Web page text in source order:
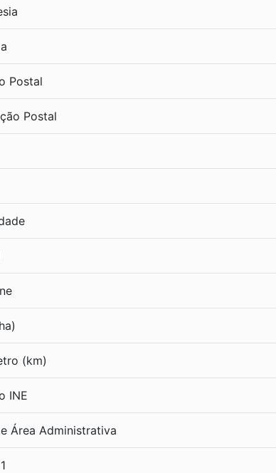
Postal
Postal
(km)
INE
Área Administrativa